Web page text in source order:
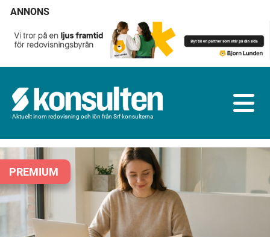
ANNONS
Aktuellt inom redovisning och lön från Srf konsulterna
PREMIUM